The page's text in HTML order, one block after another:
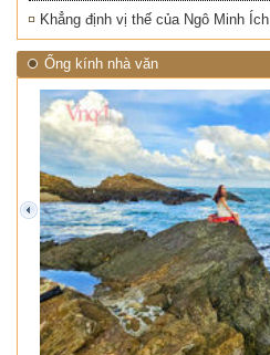
Khẳng định vị thế của Ngô Minh Ích
Ống kính nhà văn
prev